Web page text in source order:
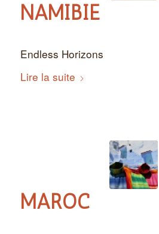
NAMIBIE
Endless Horizons
Lire la suite
MAROC